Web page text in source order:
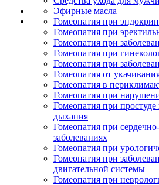
Эфирные масла
Гомеопатия при
Гомеопатия при
Гомеопатия при
Гомеопатия при
Гомеопатия при
Гомеопатия от
Гомеопатия в
Гомеопатия при
Гомеопатия при простуде
дыхания
Гомеопатия при
заболеваниях
Гомеопатия при
Гомеопатия при
двигательной системы
Гомеопатия при